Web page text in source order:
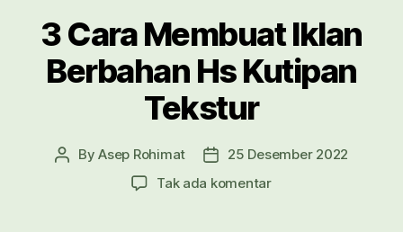
3 Cara Membuat Iklan
Berbahan Hs Kutipan
Tekstur
PostByAsep Rohimat
Post
date
25 Desember 2022
Tak ada komentarpada